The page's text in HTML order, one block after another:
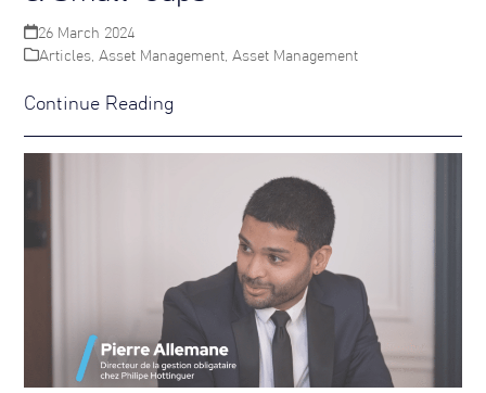
26 March 2024
Articles Asset Management Asset Management
Continue Reading